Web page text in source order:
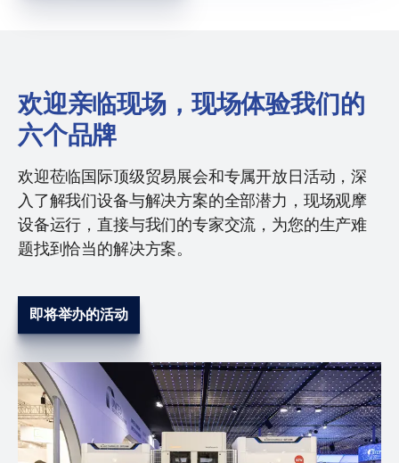
欢迎亲临现场，现场体验我们的
六个品牌
欢迎莅临国际顶级贸易展会和专属开放日活动，深
入了解我们设备与解决方案的全部潜力，现场观摩
设备运行，直接与我们的专家交流，为您的生产难
题找到恰当的解决方案。
即将举办的活动